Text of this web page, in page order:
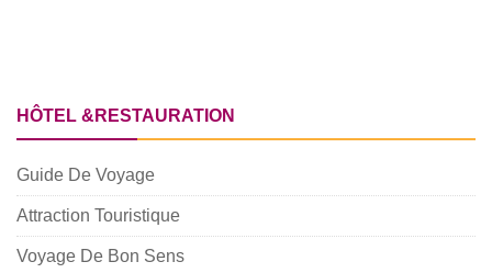
HÔTEL &RESTAURATION
Guide De Voyage
Attraction Touristique
Voyage De Bon Sens